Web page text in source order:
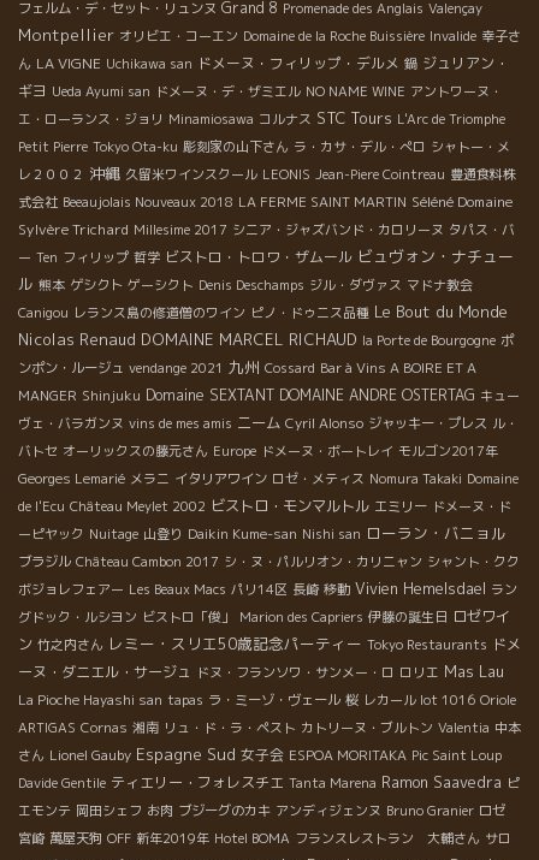
フェルム・デ・セット・リュンヌ Grand 8 Promenade des Anglais Valençay
Montpellier オリビエ・コーエン Domaine de la Roche Buissière Invalide 幸子さ
ん LA VIGNE Uchikawa san ドメーヌ・フィリップ・デルメ 鍋 ジュリアン・
ギヨ Ueda Ayumi san ドメーヌ・デ・ザミエル NO NAME WINE アントワーヌ・
エ・ローランス・ジョリ Minamiosawa コルナス STC Tours L'Arc de Triomphe
Petit Pierre Tokyo Ota-ku 彫刻家の山下さん ラ・カサ・デル・ぺロ シャトー・メ
レ２００２ 沖縄 久留米ワインスクール LEONIS Jean-Piere Cointreau 豊通食料株
式会社 Beeaujolais Nouveaux 2018 LA FERME SAINT MARTIN Séléné Domaine
Sylvère Trichard Millesime 2017 シニア・ジャズバンド・カロリーヌ タパス・バ
ー Ten フィリップ 哲学 ビストロ・トロワ・ザムール ビュヴォン・ナチュー
ル 熊本 ゲシクト ゲーシクト Denis Deschamps ジル・ダヴァス マドナ教会
Canigou レランス島の修道僧のワイン ピノ・ドゥニス品種 Le Bout du Monde
Nicolas Renaud DOMAINE MARCEL RICHAUD la Porte de Bourgogne ポ
ンポン・ルージュ vendange 2021 九州 Cossard Bar à Vins A BOIRE ET A
MANGER Shinjuku Domaine SEXTANT DOMAINE ANDRE OSTERTAG キュー
ヴェ・バラガンヌ vins de mes amis ニーム Cyril Alonso ジャッキー・プレス ル・
バトセ オーリックスの藤元さん Europe ドメーヌ・ボートレイ モルゴン2017年
Georges Lemarié メラニ イタリアワイン ロゼ・メティス Nomura Takaki Domaine
de l'Ecu Château Meylet 2002 ビストロ・モンマルトル エミリー ドメーヌ・ド
ーピヤック Nuitage 山登り Daikin Kume-san Nishi san ローラン・バニョル
ブラジル Château Cambon 2017 シ・ヌ・パルリオン・カリニャン シャント・クク
ボジョレフェアー Les Beaux Macs パリ14区 長崎 移動 Vivien Hemelsdael ラン
グドック・ルシヨン ビストロ「俊」 Marion des Capriers 伊藤の誕生日 ロゼワイ
ン 竹之内さん レミー・スリエ50歳記念パーティー Tokyo Restaurants ドメ
ーヌ・ダニエル・サージュ ドヌ・フランソワ・サンメー・ロ ロリエ Mas Lau
La Pioche Hayashi san tapas ラ・ミーゾ・ヴェール 桜 レカール lot 1016 Oriole
ARTIGAS Cornas 湘南 リュ・ド・ラ・ペスト カトリーヌ・ブルトン Valentia 中本
さん Lionel Gauby Espagne Sud 女子会 ESPOA MORITAKA Pic Saint Loup
Davide Gentile ティエリー・フォレスチエ Tanta Marena Ramon Saavedra ピ
エモンテ 岡田シェフ お肉 ブジーグのカキ アンディジェンヌ Bruno Granier ロゼ
宮崎 萬屋天狗 OFF 新年2019年 Hotel BOMA フランスレストラン 大輔さん サロ